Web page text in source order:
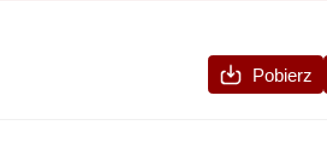
Pobierz